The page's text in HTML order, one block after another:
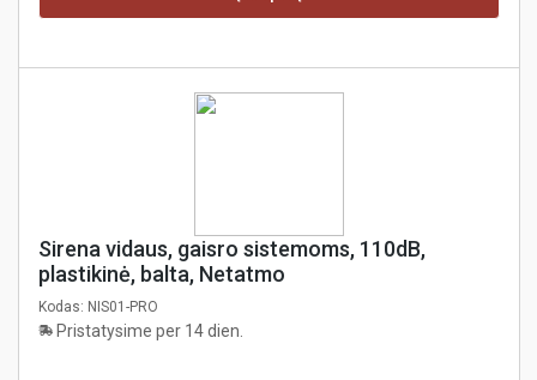
Sirena vidaus, gaisro sistemoms, 110dB,
plastikinė, balta, Netatmo
Kodas: NIS01-PRO
Pristatysime per 14 dien.